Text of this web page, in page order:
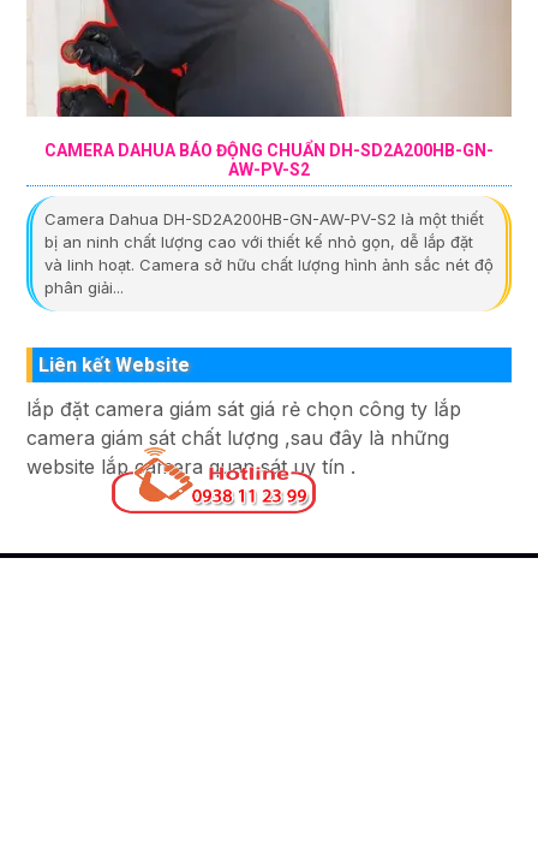
CAMERA DAHUA BÁO ĐỘNG CHUẨN DH-SD2A200HB-GN-
AW-PV-S2
Camera Dahua DH-SD2A200HB-GN-AW-PV-S2 là một thiết
bị an ninh chất lượng cao với thiết kế nhỏ gọn, dễ lắp đặt
và linh hoạt. Camera sở hữu chất lượng hình ảnh sắc nét độ
phân giải...
Liên kết Website
lắp đặt camera giám sát giá rẻ chọn công ty lắp
camera giám sát chất lượng ,sau đây là những
website lắp camera quan sát uy tín .